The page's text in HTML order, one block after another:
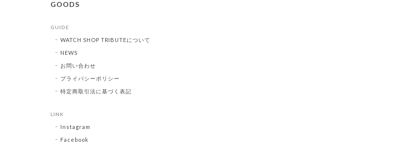
GOODS
GUIDE
WATCH SHOP TRIBUTEについて
NEWS
お問い合わせ
プライバシーポリシー
特定商取引法に基づく表記
LINK
Instagram
Facebook